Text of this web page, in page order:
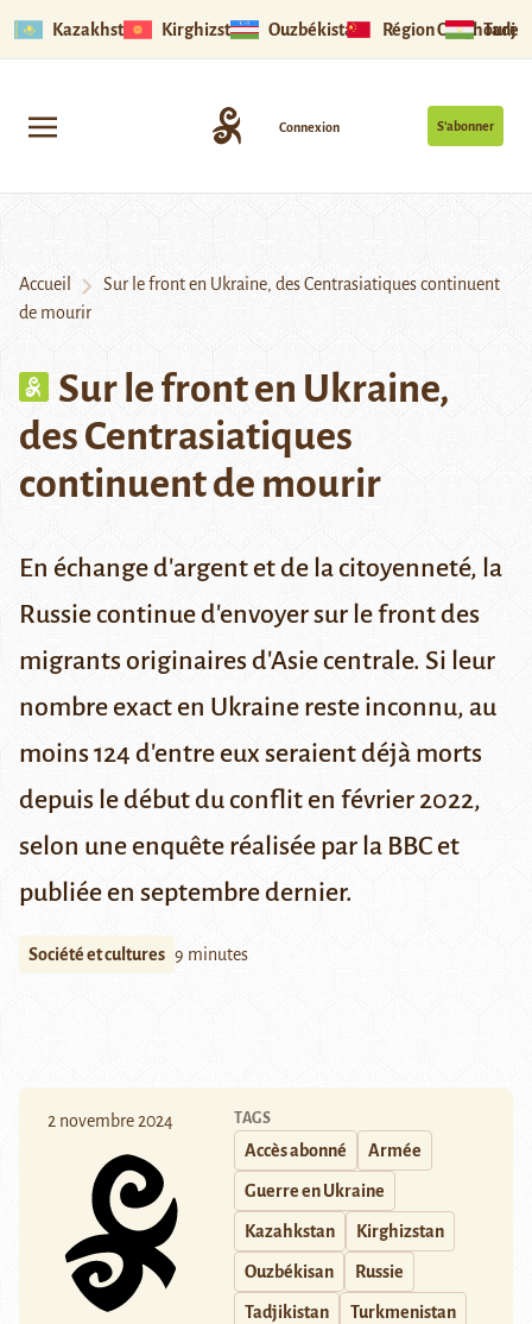
Kazakhstan Kirghizstan Ouzbékistan Région Ouïghoure
S’abonner
Connexion
Accueil
Sur le front en Ukraine, des Centrasiatiques continuent
de mourir
Sur le front en Ukraine,
des Centrasiatiques
continuent de mourir
En échange d'argent et de la citoyenneté, la
Russie continue d'envoyer sur le front des
migrants originaires d'Asie centrale. Si leur
nombre exact en Ukraine reste inconnu, au
moins 124 d'entre eux seraient déjà morts
depuis le début du conflit en février 2022,
selon une enquête réalisée par la BBC et
publiée en septembre dernier.
Société et cultures 9 minutes
2 novembre 2024 TAGS
Accès abonné Armée
Guerre en Ukraine
Kazahkstan Kirghizstan
Ouzbékisan Russie
Tadjikistan Turkmenistan